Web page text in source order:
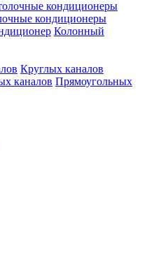
кондиционеры
Колонный
Круглых каналов
Прямоугольных